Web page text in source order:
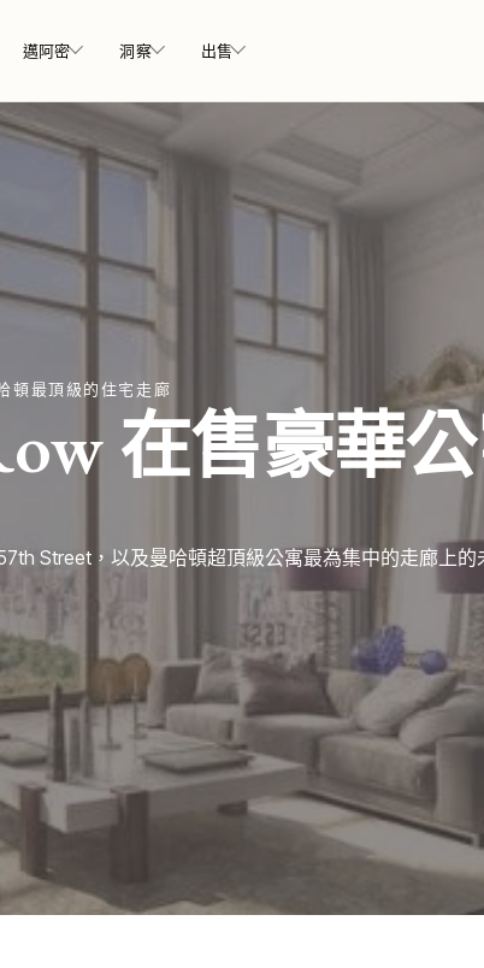
邁阿密 洞察 出售
頓最頂級的住宅走廊
在售豪華
Street，以及曼哈頓超頂級公寓最為集中的走廊上的